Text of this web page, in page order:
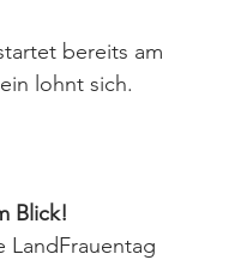
bereits am
lohnt sich.
Blick!
LandFrauentag